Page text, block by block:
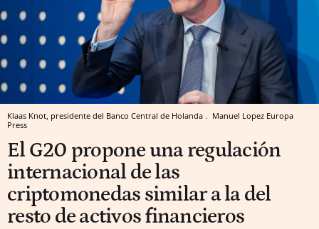
Klaas Knot, presidente del Banco Central de Holanda . Manuel Lopez Europa
Press
El G20 propone una regulación
internacional de las
criptomonedas similar a la del
resto de activos financieros